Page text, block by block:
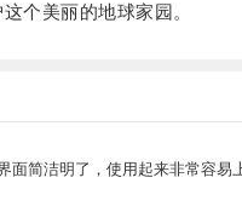
个美丽的地球家园。
面简洁明了，使用起来非常容易